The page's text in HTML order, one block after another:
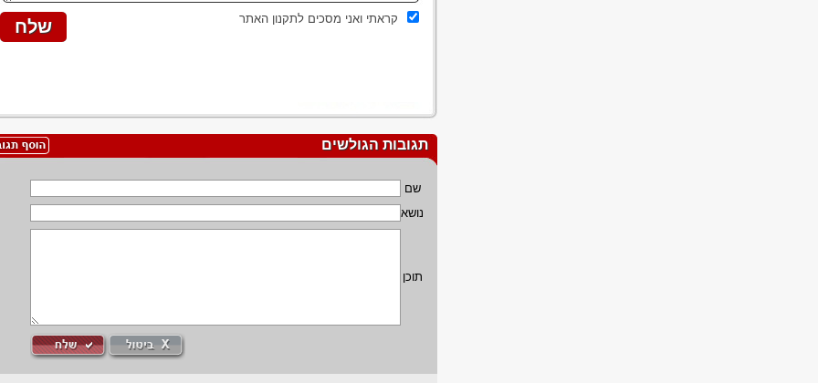
קראתי ואני מסכים לתקנון האתר
תגובות הגולשים
שם
נושא
תוכן